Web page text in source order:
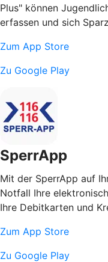
Plus" können
erfassen und sich
Zum App Store
Zu Google Play
SperrApp
Mit der SperrApp auf
Notfall Ihre
Ihre Debitkarten und
Zum App Store
Zu Google Play